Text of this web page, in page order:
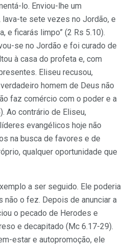
lo. Enviou-lhe um
lava-te sete vezes no Jordão, e
e ficarás limpo” (2 Rs 5.10).
se no Jordão e foi curado de
à casa do profeta e, com
Eliseu recusou,
homem de Deus não
faz comércio com o poder e a
Ao contrário de Eliseu,
evangélicos hoje não
na busca de favores e de
qualquer oportunidade que
a ser seguido. Ele poderia
não o fez. Depois de anunciar a
o pecado de Herodes e
e decapitado (Mc 6.17-29).
estar e autopromoção, ele